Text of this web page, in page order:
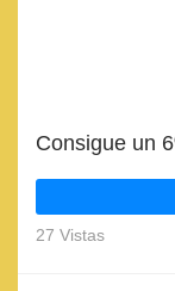
27 Vistas